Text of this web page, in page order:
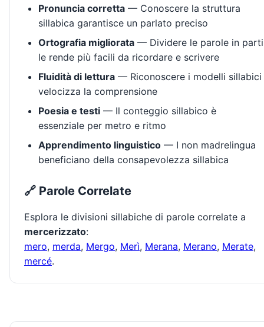
Pronuncia corretta — Conoscere la struttura
sillabica garantisce un parlato preciso
Ortografia migliorata — Dividere le parole in parti
le rende più facili da ricordare e scrivere
Fluidità di lettura — Riconoscere i modelli sillabici
velocizza la comprensione
Poesia e testi — Il conteggio sillabico è
essenziale per metro e ritmo
Apprendimento linguistico — I non madrelingua
beneficiano della consapevolezza sillabica
🔗 Parole Correlate
Esplora le divisioni sillabiche di parole correlate a
mercerizzato:
mero, merda, Mergo, Merì, Merana, Merano, Merate,
mercé.